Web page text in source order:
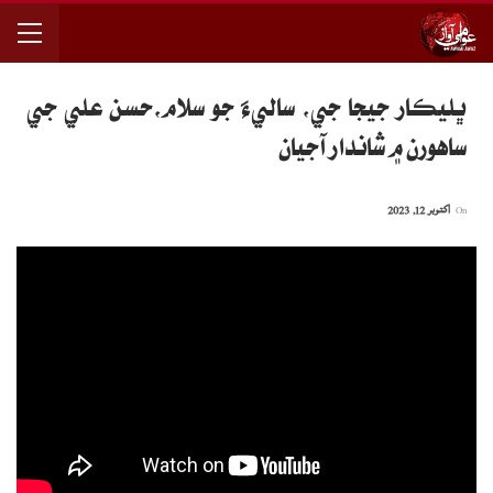
ڀليڪار جيجا جي، ساليءَ جو سلام،حسن علي جي
ساهورن ۾ شاندار آجيان
اکتوبر 12, 2023